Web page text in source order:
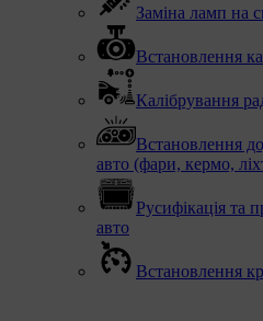
Заміна ламп на
Встановлення
Калібрування
Встановлення
авто (фари, кермо,
Русифікація та
авто
Встановлення